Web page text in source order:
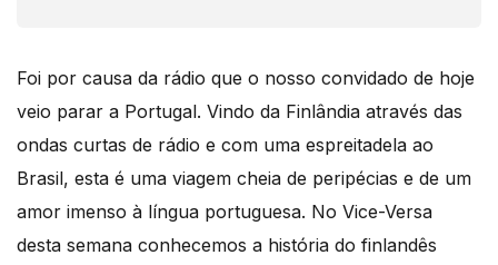
Foi por causa da rádio que o nosso convidado de hoje
veio parar a Portugal. Vindo da Finlândia através das
ondas curtas de rádio e com uma espreitadela ao
Brasil, esta é uma viagem cheia de peripécias e de um
amor imenso à língua portuguesa. No Vice-Versa
desta semana conhecemos a história do finlandês